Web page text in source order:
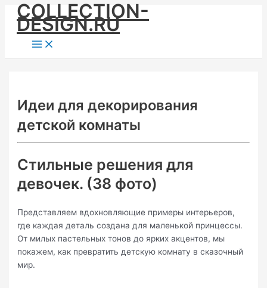
Skip
content
COLLECTION-
DESIGN.RU
Main
Menu
Идеи для декорирования
детской комнаты
Стильные решения для
девочек. (38 фото)
Представляем вдохновляющие примеры интерьеров,
где каждая деталь создана для маленькой принцессы.
От милых пастельных тонов до ярких акцентов, мы
покажем, как превратить детскую комнату в сказочный
мир.